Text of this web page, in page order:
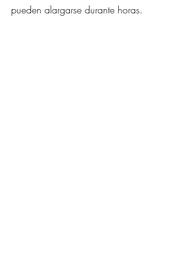
pueden alargarse durante horas.